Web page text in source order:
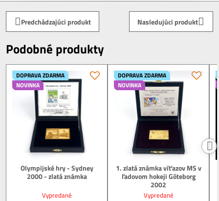
Predchádzajúci produkt Nasledujúci produkt
Podobné produkty
DOPRAVA ZDARMA
NOVINKA
Olympijské hry - Sydney
2000 - zlatá známka
Vypredané
DOPRAVA ZDARMA
NOVINKA
1. zlatá známka víťazov MS v
ľadovom hokeji Göteborg
2002
Vypredané